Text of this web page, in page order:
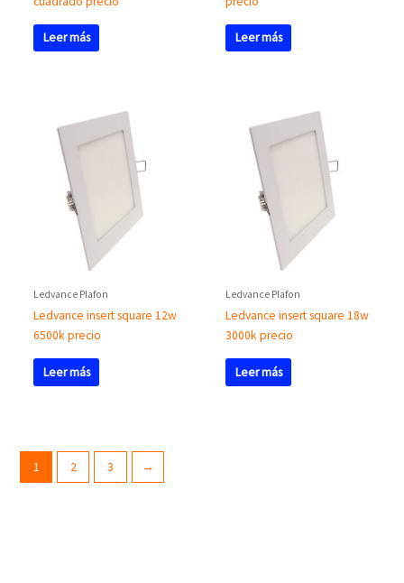
Leer más Leer más
Ledvance Plafon
Ledvance insert square 12w
6500k precio
Leer más
Ledvance Plafon
Ledvance insert square 18w
3000k precio
Leer más
1 2 3 →